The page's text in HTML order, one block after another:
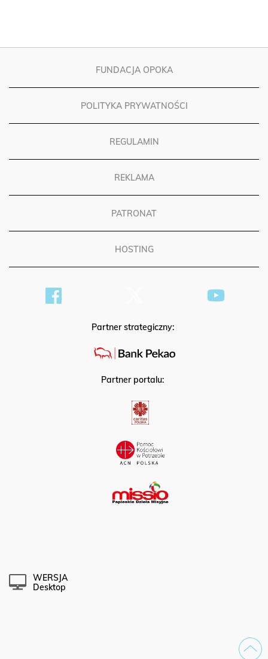
FUNDACJA OPOKA
POLITYKA PRYWATNOŚCI
REGULAMIN
REKLAMA
PATRONAT
HOSTING
Partner strategiczny:
Partner portalu:
WERSJA
Desktop